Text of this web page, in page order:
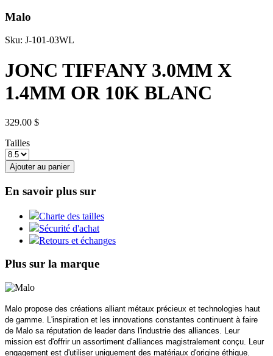
Malo
Sku: J-101-03WL
JONC TIFFANY 3.0MM X
1.4MM OR 10K BLANC
329.00 $
Tailles
Ajouter au panier
En savoir plus sur
Charte des tailles
Sécurité d'achat
Retours et échanges
Plus sur la marque
Malo propose des créations alliant métaux précieux et technologies haut
de gamme. L'inspiration et les innovations constantes continuent à faire
de Malo sa réputation de leader dans l'industrie des alliances. Leur
mission est d'offrir un assortiment d'alliances magistralement conçu. Leur
engagement est d'utiliser uniquement des matériaux d'origine éthique.